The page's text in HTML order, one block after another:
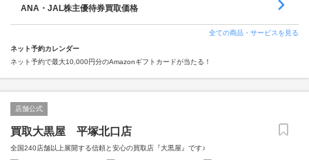
ANA・JAL株主優待券買取価格
全ての商品・サービスを見る
ネット予約カレンダー
ネット予約で最大10,000円分のAmazonギフトカードが当たる！
店舗公式
買取大黒屋 平塚北口店
全国240店舗以上展開する信頼と安心の買取店『大黒屋』です♪